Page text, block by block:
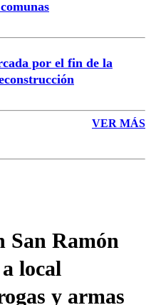
por el fin de la
VER MÁS
San Ramón
local
y armas